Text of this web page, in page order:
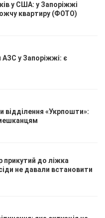
у США: у Запоріжжі
квартиру (ФОТО)
АЗС у Запоріжжі: є
відділення «Укрпошти»:
прикутий до ліжка
не давали встановити